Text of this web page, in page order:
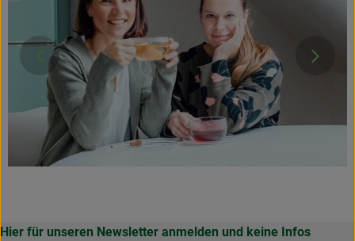
}
Hier für unseren Newsletter anmelden und keine Infos